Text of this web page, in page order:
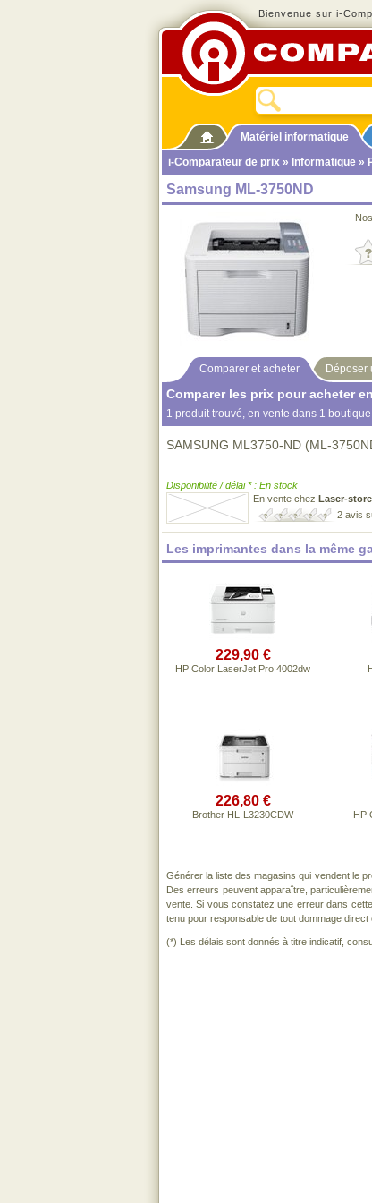
Bienvenue sur i-
Matériel informatique
i-Comparateur de prix » Informatique »
Samsung ML-3750ND
Comparer et acheter Déposer
Comparer les prix pour acheter
1 produit trouvé, en vente dans 1
SAMSUNG ML3750-ND (ML-
Disponibilité / délai * : En stock
En vente chez Laser-store
2 avis
Les imprimantes dans la même
229,90 €
HP Color LaserJet Pro 4002dw
226,80 €
Brother HL-L3230CDW HP
Générer la liste des magasins qui vendent le
Des erreurs peuvent apparaître,
vente. Si vous constatez une erreur dans
tenu pour responsable de tout dommage direct
(*) Les délais sont donnés à titre indicatif,